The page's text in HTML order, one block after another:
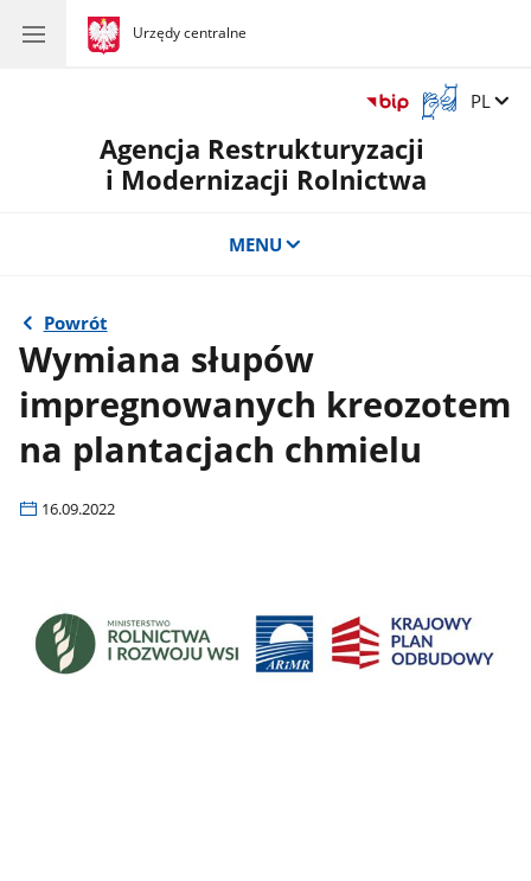
gov.pl
Urzędy centralne
gov.pl
Urzędy
Otwórz
okno
z
tłumaczem
Zmień
PL
Agencja Restrukturyzacji
i Modernizacji Rolnictwa
MENU
Powrót
Wymiana słupów
impregnowanych kreozotem
na plantacjach chmielu
16.09.2022